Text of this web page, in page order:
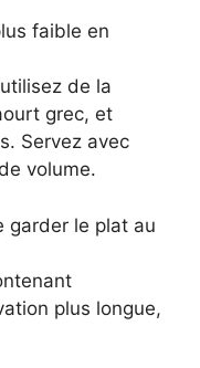
faible en
de la
grec, et
Servez avec
volume.
garder le plat au
plus longue,